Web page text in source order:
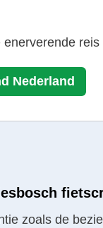
Nederland
zoals de